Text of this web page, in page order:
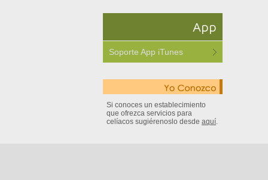
App
Soporte App iTunes
Si conoces un establecimiento
que ofrezca servicios para
celíacos sugiérenoslo desde aquí.